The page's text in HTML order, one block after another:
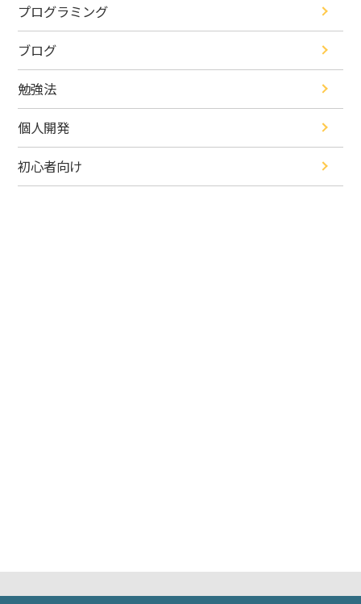
プログラミング
ブログ
勉強法
個人開発
初心者向け